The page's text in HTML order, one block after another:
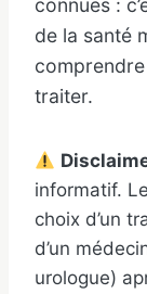
connues :
de la santé
traiter.
informatif.
choix d’un
d’un
urologue)